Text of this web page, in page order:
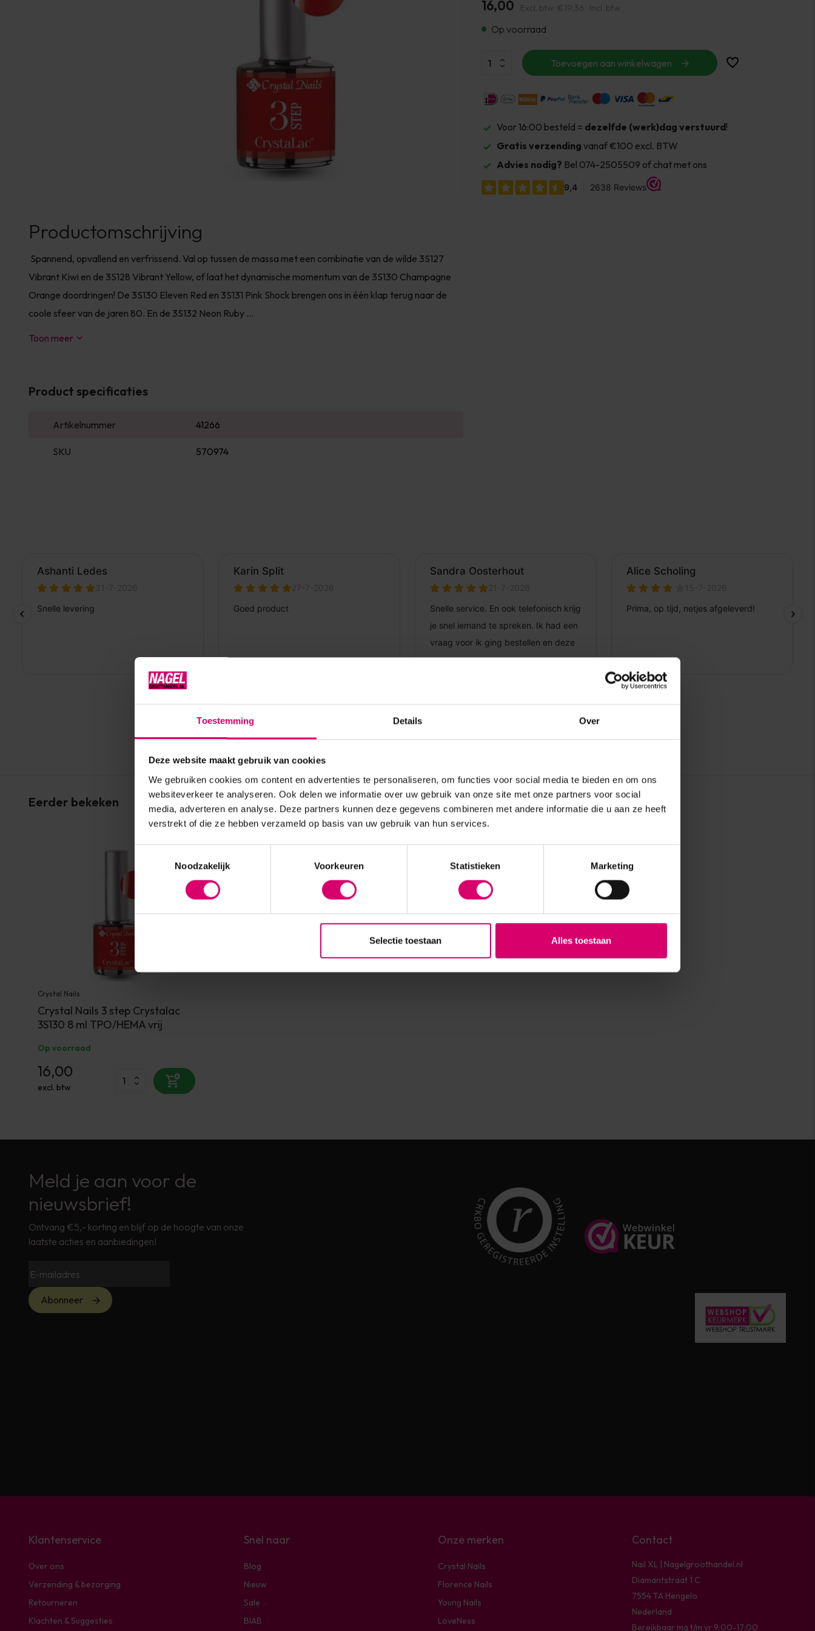
Toestemming Details Over
Deze website maakt gebruik van cookies
We gebruiken cookies om content en advertenties te personaliseren, om functies voor social media te bieden en om ons
websiteverkeer te analyseren. Ook delen we informatie over uw gebruik van onze site met onze partners voor social
media, adverteren en analyse. Deze partners kunnen deze gegevens combineren met andere informatie die u aan ze heeft
verstrekt of die ze hebben verzameld op basis van uw gebruik van hun services.
Noodzakelijk
Voorkeuren Statistieken Marketing
Selectie toestaan Alles toestaan
Productomschrijving
Spannend, opvallend en verfrissend. Val op tussen de massa met een combinatie van de wilde 3S127
Vibrant Kiwi en de 3S128 Vibrant Yellow, of laat het dynamische momentum van de 3S130 Champagne
Orange doordringen! De 3S130 Eleven Red en 3S131 Pink Shock brengen ons in één klap terug naar de
coole sfeer van de jaren 80. En de 3S132 Neon Ruby ...
Toon meer
Product specificaties
Artikelnummer 41266
SKU 570974
16,00 Excl. btw €19,36 Incl. btw
Op voorraad
Toevoegen aan winkelwagen
Voor 16:00 besteld = dezelfde (werk)dag verstuurd!
Gratis verzending vanaf €100 excl. BTW
Advies nodig? Bel 074-2505509 of chat met ons
Eerder bekeken
Crystal Nails
Crystal Nails 3 step Crystalac
3S130 8 ml TPO/HEMA vrij
Op voorraad
16,00
excl. btw
Meld je aan voor de
nieuwsbrief!
Ontvang €5,- korting en blijf op de hoogte van onze
laatste acties en aanbiedingen!
Abonneer
Klantenservice
Over ons
Verzending & bezorging
Retourneren
Klachten & Suggesties
Snel naar
Blog
Nieuw
Sale
BIAB
Onze merken
Crystal Nails
Florence Nails
Young Nails
LoveNess
Contact
Nail XL | Nagelgroothandel.nl
Diamantstraat 1 C
7554 TA Hengelo
Nederland
Bereikbaar ma t/m vr 9:00-17:00